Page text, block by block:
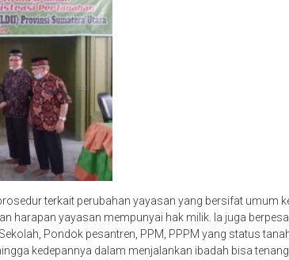
terkait perubahan yayasan yang bersifat umum
harapan yayasan mempunyai hak milik. Ia juga
Pondok pesantren, PPM, PPPM yang status
kedepannya dalam menjalankan ibadah bisa